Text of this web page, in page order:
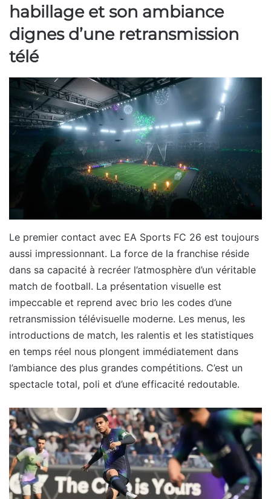
habillage et son ambiance
dignes d’une retransmission
télé
Le premier contact avec EA Sports FC 26 est toujours
aussi impressionnant. La force de la franchise réside
dans sa capacité à recréer l’atmosphère d’un véritable
match de football. La présentation visuelle est
impeccable et reprend avec brio les codes d’une
retransmission télévisuelle moderne. Les menus, les
introductions de match, les ralentis et les statistiques
en temps réel nous plongent immédiatement dans
l’ambiance des plus grandes compétitions. C’est un
spectacle total, poli et d’une efficacité redoutable.